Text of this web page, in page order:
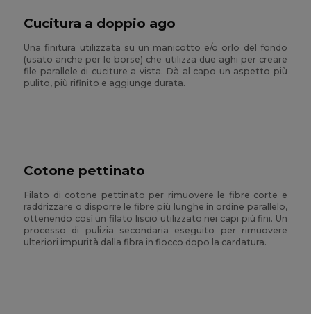
Cucitura a doppio ago
Una finitura utilizzata su un manicotto e/o orlo del fondo
(usato anche per le borse) che utilizza due aghi per creare
file parallele di cuciture a vista. Dà al capo un aspetto più
pulito, più rifinito e aggiunge durata.
Cotone pettinato
Filato di cotone pettinato per rimuovere le fibre corte e
raddrizzare o disporre le fibre più lunghe in ordine parallelo,
ottenendo così un filato liscio utilizzato nei capi più fini. Un
processo di pulizia secondaria eseguito per rimuovere
ulteriori impurità dalla fibra in fiocco dopo la cardatura.